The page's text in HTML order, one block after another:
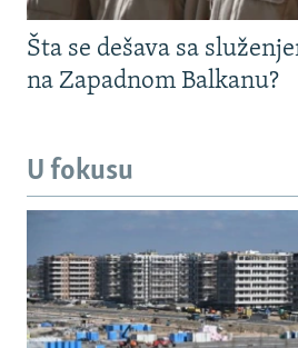
Šta se dešava sa
na Zapadnom Balkanu?
U fokusu